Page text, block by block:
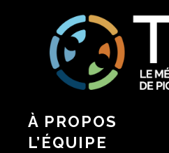
À PROPOS
L’ÉQUIPE